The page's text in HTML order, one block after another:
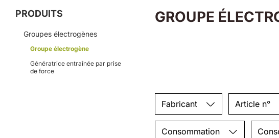
PRODUITS
Groupes électrogènes
Groupe électrogène
Génératrice entraînée par prise
de force
GROUPE
Fabricant Article n°
Consommation